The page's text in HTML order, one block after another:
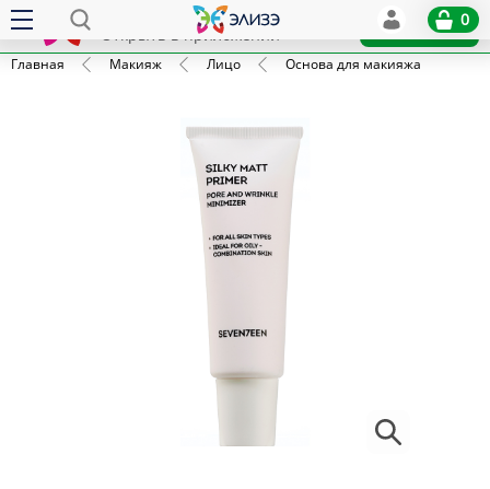
x
Открыть в приложении
Установить
0
Главная Макияж Лицо Основа для макияжа